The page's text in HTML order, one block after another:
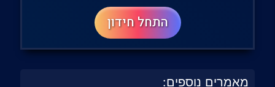
מאמרים נוספים: